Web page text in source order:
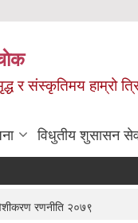
र संस्कृतिमय हाम्रो
विधुतीय शुसासन
रणनीति २०७९